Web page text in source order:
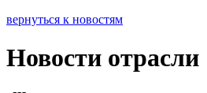
вернуться к новостям
Новости отрасли